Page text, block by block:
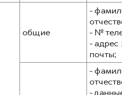
общие
-
- №
- адрес
почты;
-
-